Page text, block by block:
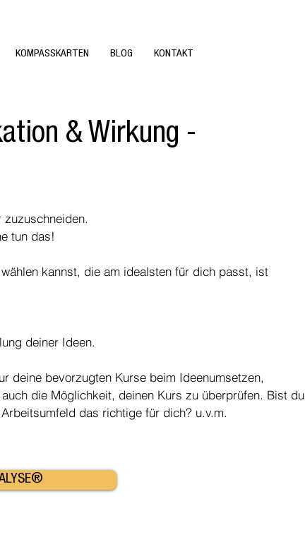
KOMPASSKARTEN BLOG KONTAKT
tun das!
kannst, die am idealsten für dich passt, ist
deiner Ideen.
deine bevorzugten Kurse beim Ideenumsetzen,
die Möglichkeit, deinen Kurs zu überprüfen. Bist du
das richtige für dich? u.v.m.
& Wirkung -